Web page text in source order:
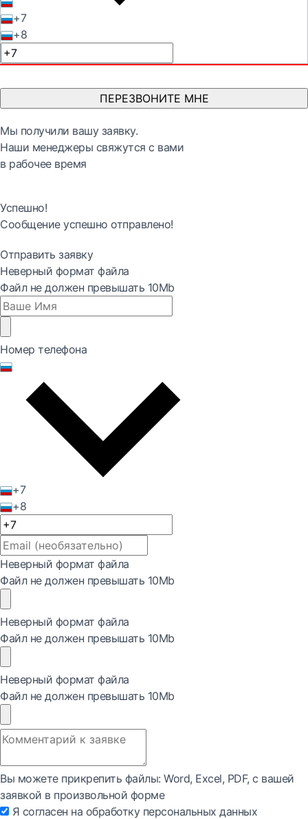
+7
+8
ПЕРЕЗВОНИТЕ МНЕ
Мы получили вашу заявку.
Наши менеджеры свяжутся с вами
в рабочее время
Успешно!
Сообщение успешно отправлено!
Отправить заявку
Неверный формат файла
Файл не должен превышать 10Mb
Номер телефона
+7
+8
Неверный формат файла
Файл не должен превышать 10Mb
Неверный формат файла
Файл не должен превышать 10Mb
Неверный формат файла
Файл не должен превышать 10Mb
Вы можете прикрепить файлы: Word, Exсel, PDF, с вашей
заявкой в произвольной форме
Я согласен на обработку персональных данных